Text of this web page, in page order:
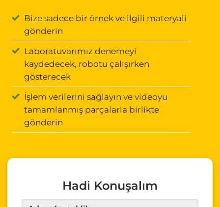
Bize sadece bir örnek ve ilgili materyali
gönderin
Laboratuvarımız denemeyi
kaydedecek, robotu çalışırken
gösterecek
İşlem verilerini sağlayın ve videoyu
tamamlanmış parçalarla birlikte
gönderin
Hadi Konuşalım